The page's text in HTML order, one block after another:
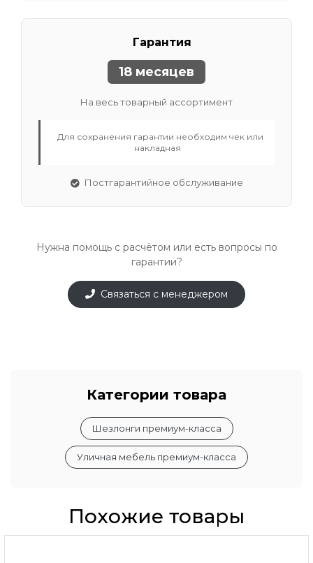
Гарантия
18 месяцев
На весь товарный ассортимент
Для сохранения гарантии необходим чек или
накладная
Постгарантийное обслуживание
Нужна помощь с расчётом или есть вопросы по
гарантии?
Связаться с менеджером
Категории товара
Шезлонги премиум-класса
Уличная мебель премиум-класса
Похожие товары